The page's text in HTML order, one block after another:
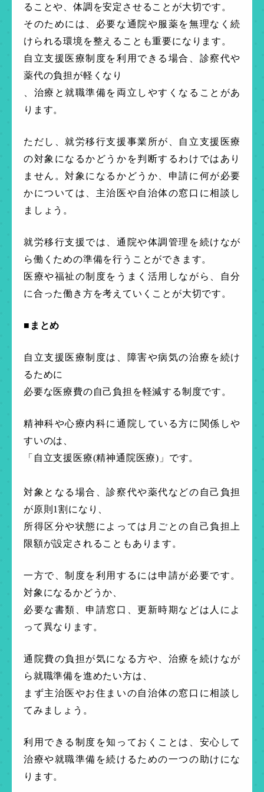
ることや、体調を安定させることが大切です。
そのためには、必要な通院や服薬を無理なく続
けられる環境を整えることも重要になります。
自立支援医療制度を利用できる場合、診察代や
薬代の負担が軽くなり
、治療と就職準備を両立しやすくなることがあ
ります。
ただし、就労移行支援事業所が、自立支援医療
の対象になるかどうかを判断するわけではあり
ません。対象になるかどうか、申請に何が必要
かについては、主治医や自治体の窓口に相談し
ましょう。
就労移行支援では、通院や体調管理を続けなが
ら働くための準備を行うことができます。
医療や福祉の制度をうまく活用しながら、自分
に合った働き方を考えていくことが大切です。
■まとめ
自立支援医療制度は、障害や病気の治療を続け
るために
必要な医療費の自己負担を軽減する制度です。
精神科や心療内科に通院している方に関係しや
すいのは、
「自立支援医療(精神通院医療)」です。
対象となる場合、診察代や薬代などの自己負担
が原則1割になり、
所得区分や状態によっては月ごとの自己負担上
限額が設定されることもあります。
一方で、制度を利用するには申請が必要です。
対象になるかどうか、
必要な書類、申請窓口、更新時期などは人によ
って異なります。
通院費の負担が気になる方や、治療を続けなが
ら就職準備を進めたい方は、
まず主治医やお住まいの自治体の窓口に相談し
てみましょう。
利用できる制度を知っておくことは、安心して
治療や就職準備を続けるための一つの助けにな
ります。